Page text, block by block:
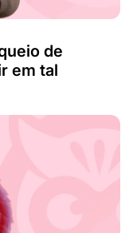
de
em tal